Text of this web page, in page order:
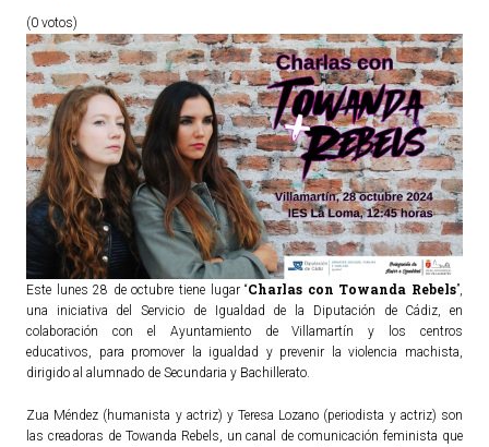
ACTUALIDAD
Noticias
Agenda
(0 votos)
Este lunes 28 de octubre tiene lugar “Charlas con Towanda Rebels”,
una iniciativa del Servicio de Igualdad de la Diputación de Cádiz, en
colaboración con el Ayuntamiento de Villamartín y los centros
educativos, para promover la igualdad y prevenir la violencia machista,
dirigido al alumnado de Secundaria y Bachillerato.
Zua Méndez (humanista y actriz) y Teresa Lozano (periodista y actriz) son
las creadoras de Towanda Rebels, un canal de comunicación feminista que